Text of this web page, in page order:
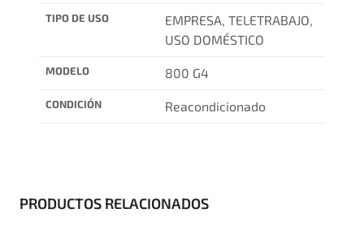
TIPO DE USO
EMPRESA, TELETRABAJO,
USO DOMÉSTICO
MODELO 800 G4
CONDICIÓN Reacondicionado
PRODUCTOS RELACIONADOS